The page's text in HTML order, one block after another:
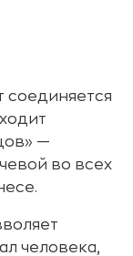
соединяется
—
во всех
человека,